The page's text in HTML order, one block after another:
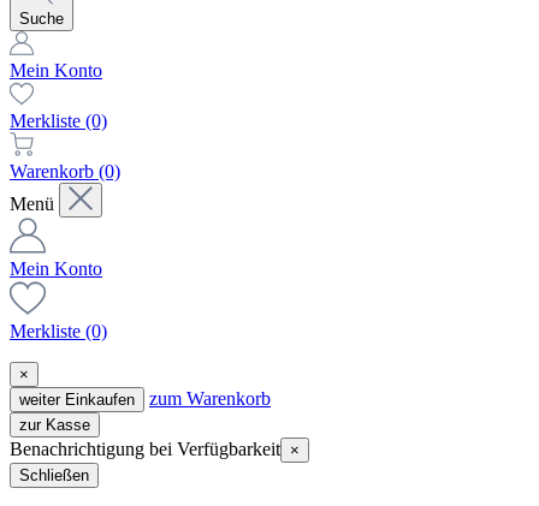
Suche
Mein Konto
Merkliste (0)
Warenkorb (0)
Menü
Mein Konto
Merkliste (0)
×
weiter Einkaufen
zum Warenkorb
zur Kasse
Benachrichtigung bei Verfügbarkeit ×
Schließen